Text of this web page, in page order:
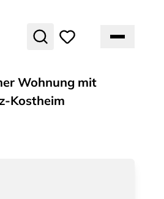
Wohnung mit
Kostheim